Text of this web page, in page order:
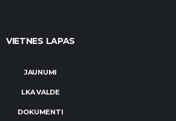
VIETNES LAPAS
JAUNUMI
LKA VALDE
DOKUMENTI